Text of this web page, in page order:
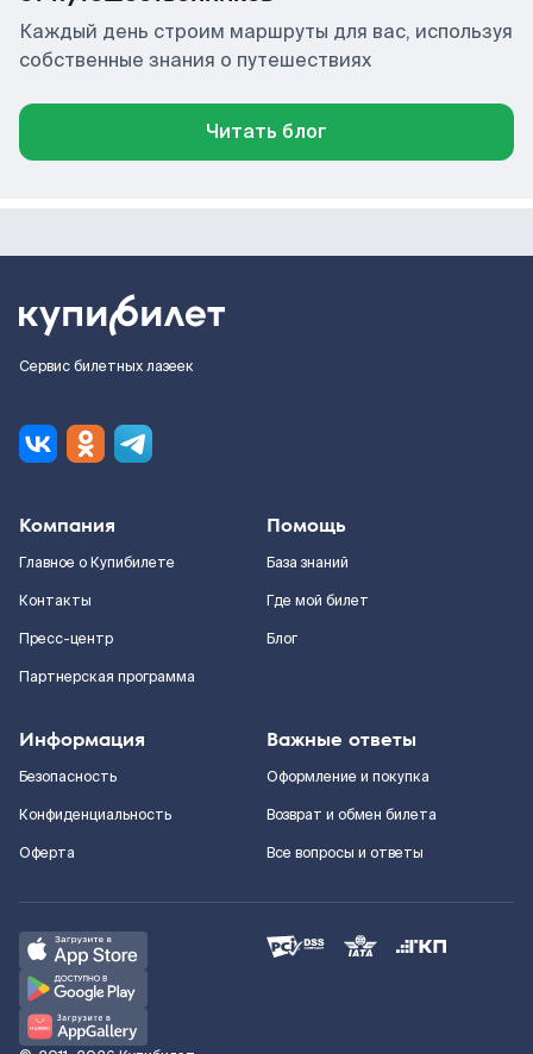
Каждый день строим маршруты для вас, используя
собственные знания о путешествиях
Читать блог
Сервис билетных лазеек
Компания
Главное о Купибилете
Контакты
Пресс-центр
Партнерская программа
Помощь
База знаний
Где мой билет
Блог
Информация
Безопасность
Конфиденциальность
Оферта
Важные ответы
Оформление и покупка
Возврат и обмен билета
Все вопросы и ответы